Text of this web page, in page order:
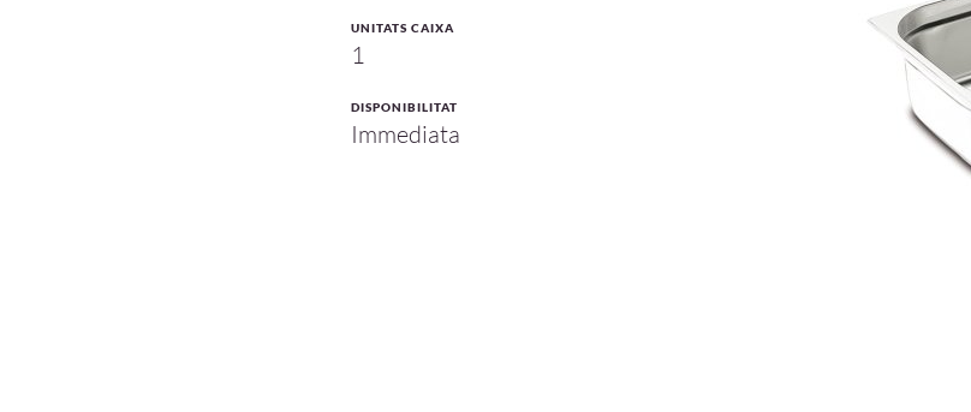
UNITATS CAIXA
1
DISPONIBILITAT
Immediata